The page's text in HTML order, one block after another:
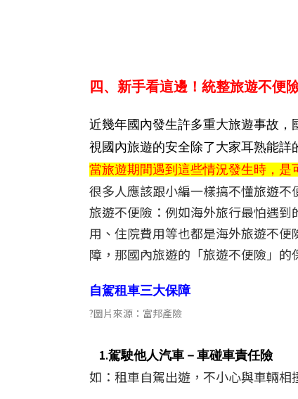
四、新手看這邊！統整旅遊不便
近幾年國內發生許多重大旅遊事故
視國內旅遊的安全除了大家耳熟能詳
當旅遊期間遇到這些情況發生時，是
很多人應該跟小編一樣搞不懂旅遊不
旅遊不便險：例如海外旅行最怕遇
用、住院費用等也都是海外旅遊不
障，那國內旅遊的「旅遊不便險」的
自駕租車三大保障
?圖片來源：富邦產險
1.駕駛他人汽車－車碰車責任險
如：租車自駕出遊，不小心與車輛